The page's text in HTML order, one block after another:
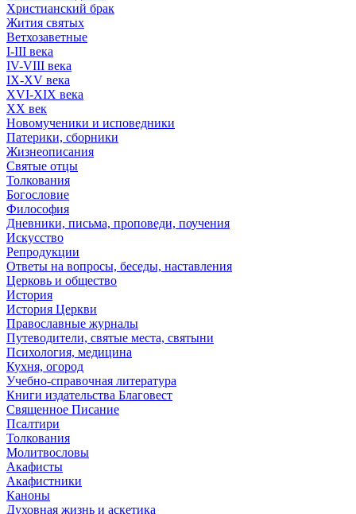
Христианский брак
Жития святых
Ветхозаветные
I-III века
IV-VIII века
IX-XV века
XVI-XIX века
XX век
Новомученики и исповедники
Патерики, сборники
Жизнеописания
Святые отцы
Толкования
Богословие
Философия
Дневники, письма, проповеди, поучения
Искусство
Репродукции
Ответы на вопросы, беседы, наставления
Церковь и общество
История
История Церкви
Православные журналы
Путеводители, святые места, святыни
Психология, медицина
Кухня, огород
Учебно-справочная литература
Книги издательства Благовест
Священное Писание
Псалтири
Толкования
Молитвословы
Акафисты
Акафистники
Каноны
Духовная жизнь и аскетика